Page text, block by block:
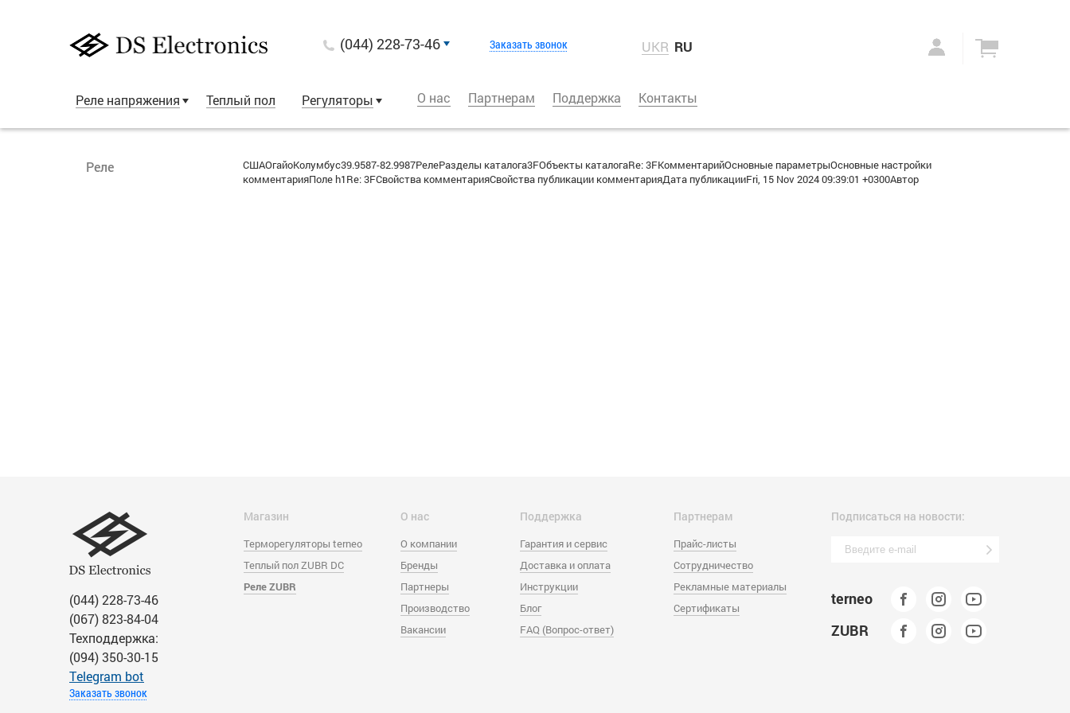
(044) 228-73-46 Заказать звонок UKR RU
Реле напряжения Теплый пол Регуляторы О нас Партнерам Поддержка Контакты
Реле
СШАОгайоКолумбус39.9587-82.9987РелеРазделы каталога3FОбъекты каталогаRe: 3FКомментарийОсновные параметрыОсновные настройки
комментарияПоле h1Re: 3FСвойства комментарияСвойства публикации комментарияДата публикацииFri, 15 Nov 2024 09:39:01 +0300Автор
(044) 228-73-46
(067) 823-84-04
Техподдержка:
(094) 350-30-15
Тelegram bot
Заказать звонок
Магазин
Терморегуляторы terneo
Теплый пол ZUBR DC
Реле ZUBR
О нас
О компании
Бренды
Партнеры
Производство
Вакансии
Поддержка
Гарантия и сервис
Доставка и оплата
Инструкции
Блог
FAQ (Вопрос-ответ)
Партнерам
Прайс-листы
Сотрудничество
Рекламные материалы
Сертификаты
Подписаться на новости:
terneo
ZUBR